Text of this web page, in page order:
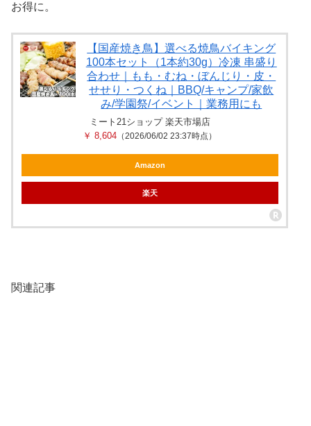
お得に。
【国産焼き鳥】選べる焼鳥バイキング
100本セット（1本約30g）冷凍 串盛り
合わせ｜もも・むね・ぼんじり・皮・
せせり・つくね｜BBQ/キャンプ/家飲
み/学園祭/イベント｜業務用にも
ミート21ショップ 楽天市場店
￥ 8,604 （2026/06/02 23:37時点）
Amazon
楽天
関連記事